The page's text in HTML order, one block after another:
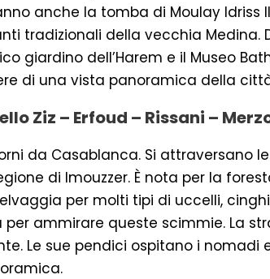
anche la tomba di Moulay Idriss
tradizionali della vecchia Medina.
giardino dell’Harem e il Museo
di una vista panoramica della
Ziz – Erfoud – Rissani –
da Casablanca. Si attraversano le
di Imouzzer. È nota per la
per molti tipi di uccelli,
ammirare queste scimmie. La
Le sue pendici ospitano i nomadi